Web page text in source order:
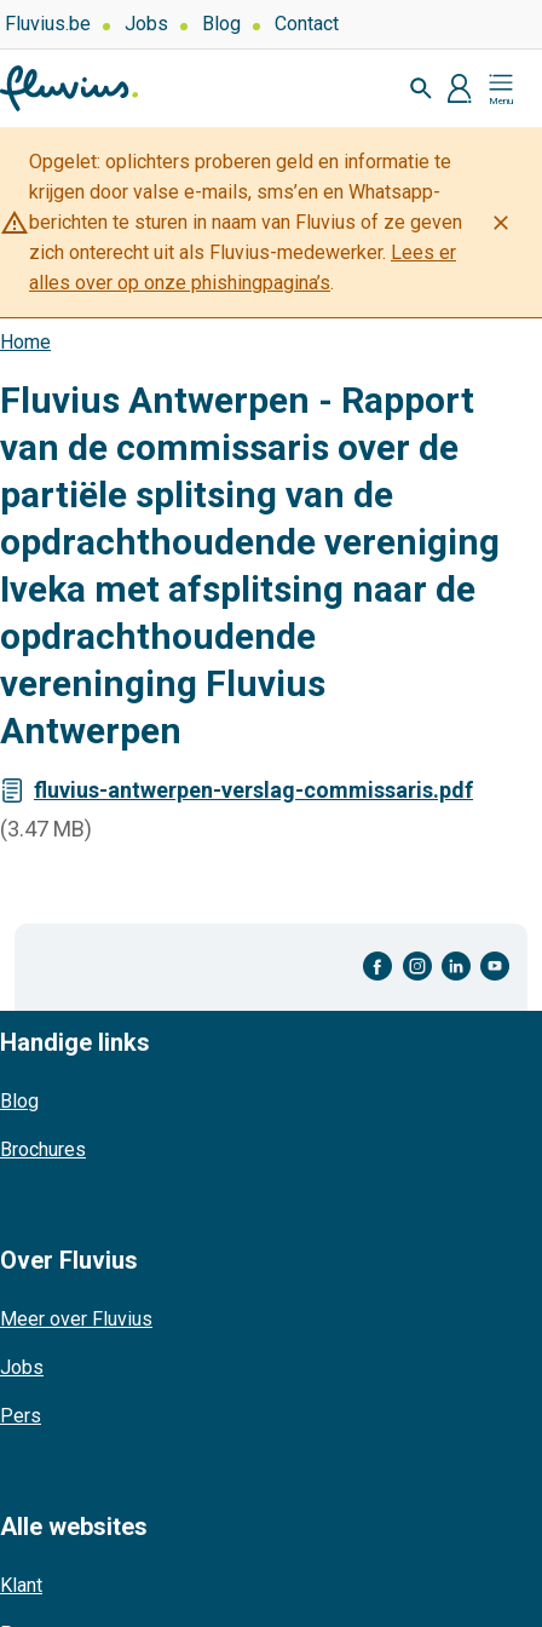
Overslaan
en
naar
de
inhoud
gaan
Top
navigation
Over
Fluvius.be Jobs Blog Contact
Zoeken
profiel
Mijn
Fluvius
warning_amber
Opgelet: oplichters proberen geld en informatie te
krijgen door valse e-mails, sms’en en Whatsapp-
berichten te sturen in naam van Fluvius of ze geven
zich onterecht uit als Fluvius-medewerker. Lees er
alles over op onze phishingpagina’s.
close
Kruimelpad
Home
Fluvius Antwerpen - Rapport
van de commissaris over de
partiële splitsing van de
opdrachthoudende vereniging
Iveka met afsplitsing naar de
opdrachthoudende
vereninging Fluvius
Antwerpen
fluvius-antwerpen-verslag-commissaris.pdf
(3.47 MB)
facebook-cirkel instagram-cirkel linkedin-cirkel youtube-cirkel
Handige links
Blog
Brochures
Over Fluvius
Meer over Fluvius
Jobs
Pers
Alle websites
Klant